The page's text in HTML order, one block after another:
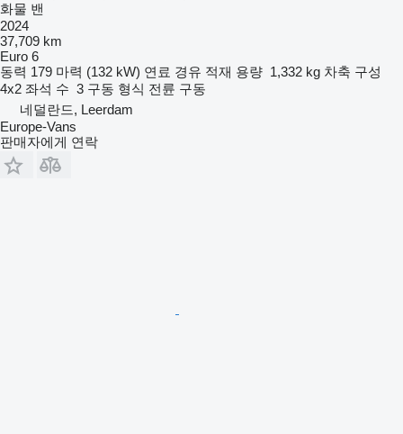
화물 밴
2024
37,709 km
Euro 6
동력 179 마력 (132 kW) 연료 경유 적재 용량 1,332 kg 차축 구성
4x2 좌석 수 3 구동 형식 전륜 구동
네덜란드, Leerdam
Europe-Vans
판매자에게 연락